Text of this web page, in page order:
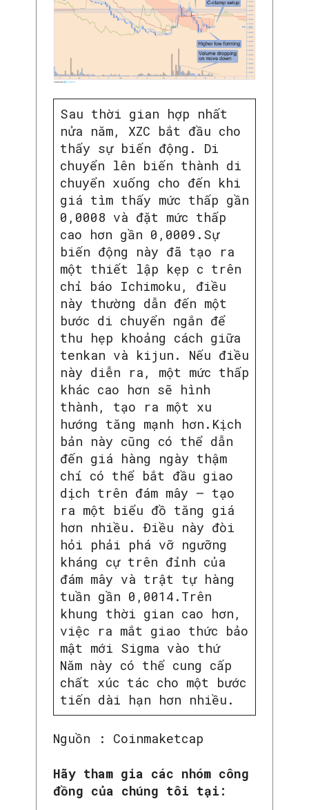
SEARCH...
Sau thời gian hợp nhất
nửa năm, XZC bắt đầu cho
thấy sự biến động. Di
chuyển lên biến thành di
chuyển xuống cho đến khi
giá tìm thấy mức thấp gần
0,0008 và đặt mức thấp
cao hơn gần 0,0009.Sự
biến động này đã tạo ra
một thiết lập kẹp c trên
chỉ báo Ichimoku, điều
này thường dẫn đến một
bước di chuyển ngắn để
thu hẹp khoảng cách giữa
tenkan và kijun. Nếu điều
này diễn ra, một mức thấp
khác cao hơn sẽ hình
thành, tạo ra một xu
hướng tăng mạnh hơn.Kịch
bản này cũng có thể dẫn
đến giá hàng ngày thậm
chí có thể bắt đầu giao
dịch trên đám mây – tạo
ra một biểu đồ tăng giá
hơn nhiều. Điều này đòi
hỏi phải phá vỡ ngưỡng
kháng cự trên đỉnh của
đám mây và trật tự hàng
tuần gần 0,0014.Trên
khung thời gian cao hơn,
việc ra mắt giao thức bảo
mật mới Sigma vào thứ
Năm này có thể cung cấp
chất xúc tác cho một bước
tiến dài hạn hơn nhiều.
Nguồn : Coinmaketcap
Hãy tham gia các nhóm công
đồng của chúng tôi tại: